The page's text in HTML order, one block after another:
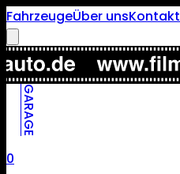
FahrzeugeÜber unsKontakt
GARAGE
0